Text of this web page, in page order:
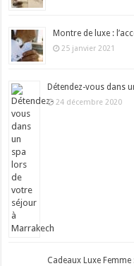
Montre de luxe :
25 janvier 2021
Détendez-vous dans
24 décembre 2020
Cadeaux Luxe